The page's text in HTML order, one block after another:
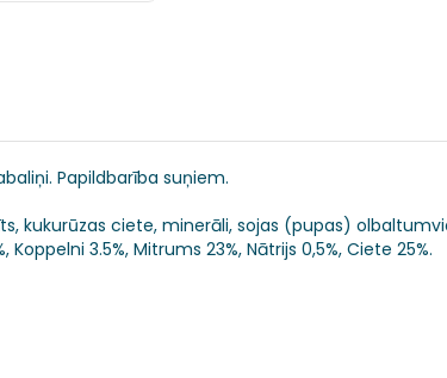
Papildbarība suņiem.
kukurūzas ciete, minerāli, sojas (pupas)
3.5%, Mitrums 23%, Nātrijs 0,5%, Ciete 25%.